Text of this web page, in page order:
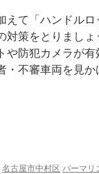
えて「ハンドル
対策をとりましょ
や防犯カメラが有
・不審車両を見
名古屋市中村区 パーマリ